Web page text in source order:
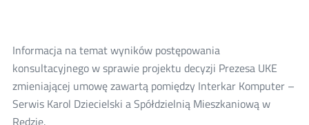
Informacja na temat wyników postępowania
konsultacyjnego w sprawie projektu decyzji Prezesa UKE
zmieniającej umowę zawartą pomiędzy Interkar Komputer –
Serwis Karol Dziecielski a Spółdzielnią Mieszkaniową w
Redzie.